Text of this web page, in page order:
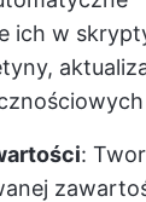
ich w
: